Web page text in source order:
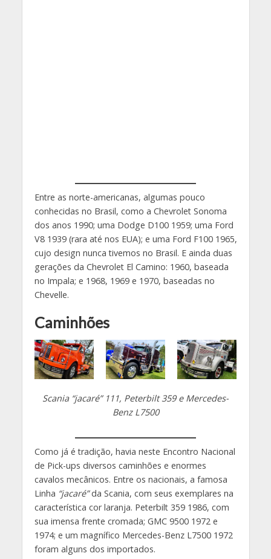
Entre as norte-americanas, algumas pouco
conhecidas no Brasil, como a Chevrolet Sonoma
dos anos 1990; uma Dodge D100 1959; uma Ford
V8 1939 (rara até nos EUA); e uma Ford F100 1965,
cujo design nunca tivemos no Brasil. E ainda duas
gerações da Chevrolet El Camino: 1960, baseada
no Impala; e 1968, 1969 e 1970, baseadas no
Chevelle.
Caminhões
Scania “jacaré” 111, Peterbilt 359 e Mercedes-
Benz L7500
Como já é tradição, havia neste Encontro Nacional
de Pick-ups diversos caminhões e enormes
cavalos mecânicos. Entre os nacionais, a famosa
Linha “jacaré”da Scania, com seus exemplares na
característica cor laranja. Peterbilt 359 1986, com
sua imensa frente cromada; GMC 9500 1972 e
1974; e um magnífico Mercedes-Benz L7500 1972
foram alguns dos importados.